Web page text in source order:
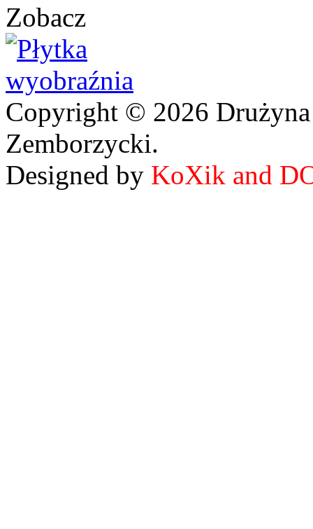
Zobacz
Copyright © 2026
Zemborzycki.
Designed by KoXik and